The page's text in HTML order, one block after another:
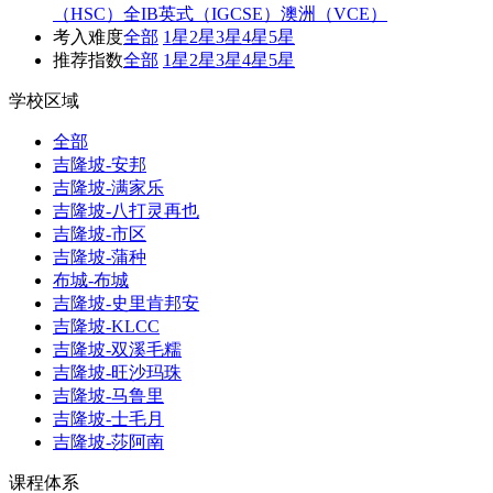
（HSC） 全IB英式（IGCSE） 澳洲（VCE）
考入难度全部 1星2星3星4星5星
推荐指数全部 1星2星3星4星5星
学校区域
全部
吉隆坡-安邦
吉隆坡-满家乐
吉隆坡-八打灵再也
吉隆坡-市区
吉隆坡-蒲种
布城-布城
吉隆坡-史里肯邦安
吉隆坡-KLCC
吉隆坡-双溪毛糯
吉隆坡-旺沙玛珠
吉隆坡-马鲁里
吉隆坡-士毛月
吉隆坡-莎阿南
课程体系